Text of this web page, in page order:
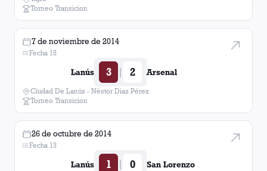
Torneo Transicion
7 de noviembre de 2014
Fecha 15
Lanús 3 | 2 Arsenal
Ciudad De Lanús - Néstor Diaz Pérez
Torneo Transicion
26 de octubre de 2014
Fecha 13
Lanús 1 | 0 San Lorenzo